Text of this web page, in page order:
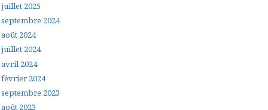
juillet 2025
septembre 2024
août 2024
juillet 2024
avril 2024
février 2024
septembre 2023
août 2023